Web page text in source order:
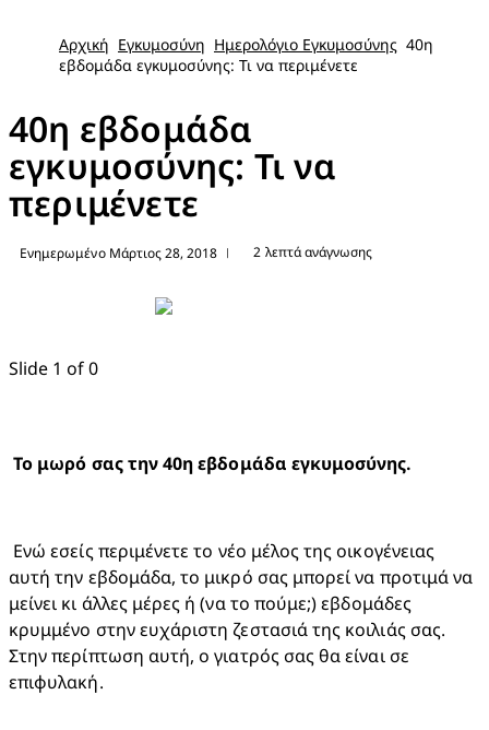
Αρχική Εγκυμοσύνη Ημερολόγιο Εγκυμοσύνης 40η
εβδομάδα εγκυμοσύνης: Τι να περιμένετε
40η εβδομάδα
εγκυμοσύνης: Τι να
περιμένετε
Ενημερωμένο Μάρτιος 28, 2018 | 2 λεπτά ανάγνωσης
Slide 1 of 0
αυτή την εβδομάδα, το μικρό σας μπορεί να προτιμά να
μείνει κι άλλες μέρες ή (να το πούμε;) εβδομάδες
κρυμμένο στην ευχάριστη ζεστασιά της κοιλιάς σας.
Στην περίπτωση αυτή, ο γιατρός σας θα είναι σε
επιφυλακή.